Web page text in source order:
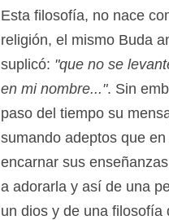
Esta filosofía, no nace
religión, el mismo Buda
suplicó: "que no se
en mi nombre...". Sin
paso del tiempo su
sumando adeptos que
encarnar sus
a adorarla y así de una
un dios y de una filosofía